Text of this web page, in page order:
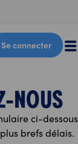
Se connecter
NOUS
ci-
brefs délais.